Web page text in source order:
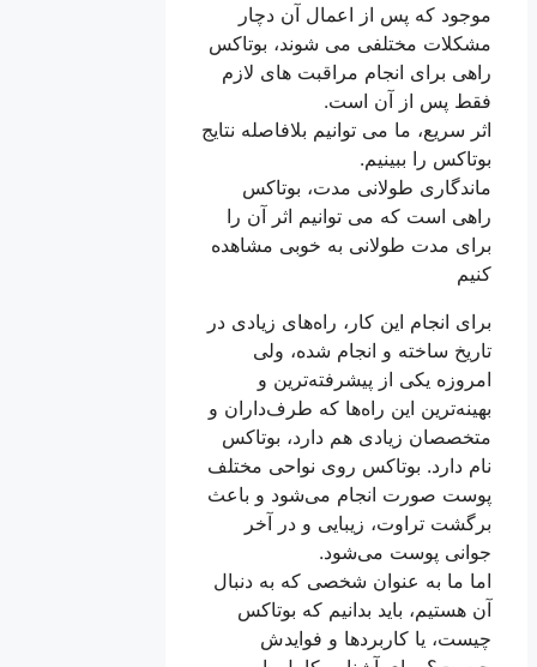
موجود که پس از اعمال آن دچار
مشکلات مختلفی می شوند، بوتاکس
راهی برای انجام مراقبت های لازم
فقط پس از آن است.
اثر سریع، ما می توانیم بلافاصله نتایج
بوتاکس را ببینیم.
ماندگاری طولانی مدت، بوتاکس
راهی است که می توانیم اثر آن را
برای مدت طولانی به خوبی مشاهده
کنیم
برای انجام این کار، راه‌های زیادی در
تاریخ ساخته و انجام شده، ولی
امروزه یکی از پیشرفته‌ترین و
بهینه‌ترین این راه‌ها که طرف‌داران و
متخصصان زیادی هم دارد، بوتاکس
نام دارد. بوتاکس روی نواحی مختلف
پوست صورت انجام می‌شود و باعث
برگشت تراوت، زیبایی و در آخر
جوانی پوست می‌شود.
اما ما به عنوان شخصی که به دنبال
آن هستیم، باید بدانیم که بوتاکس
چیست، یا کاربردها و فوایدش